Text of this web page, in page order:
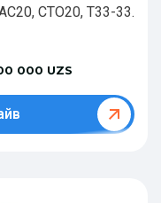
CTO20, T33-33.
000 UZS